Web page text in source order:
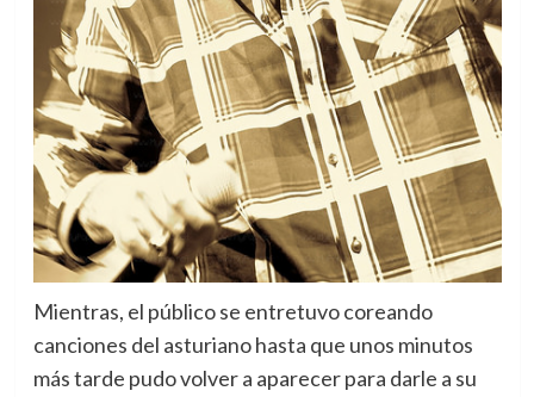
Mientras, el público se entretuvo coreando
canciones del asturiano hasta que unos minutos
más tarde pudo volver a aparecer para darle a su